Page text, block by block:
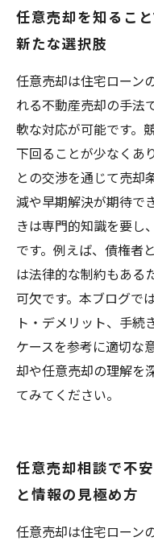
任意売却を知るこ
新たな選択肢
任意売却は住宅ローン
れる不動産売却の手法
軟な対応が可能です。
下回ることが少なくあ
との交渉を通じて売却
減や早期解決が期待で
きは専門的知識を要し
です。例えば、債権者
は法律的な制約もある
可欠です。本ブログで
ト・デメリット、手続
ケースを参考に適切な
却や任意売却の理解を
てみてください。
任意売却相談で不
と情報の見極め方
任意売却は住宅ローン